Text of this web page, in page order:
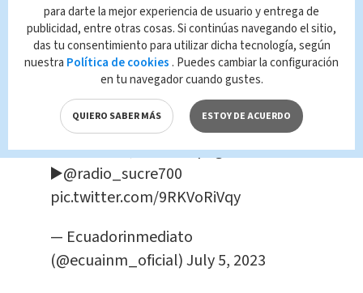
un tiburónmientras hacía esnórquel
en torno al islote Mosquera.
#URGENTE
Turista fue mordida por un tiburón,
mientras hacía snorkelling cerca de la
Isla#Baltra, en#Galápagos.
▶️@radio_sucre700
pic.twitter.com/9RKVoRiVqy
— Ecuadorinmediato
(@ecuainm_oficial)July 5, 2023
para darte la mejor experiencia de usuario y entrega de
publicidad, entre otras cosas. Si continúas navegando el sitio,
das tu consentimiento para utilizar dicha tecnología, según
nuestra Política de cookies . Puedes cambiar la configuración
en tu navegador cuando gustes.
QUIERO SABER MÁS ESTOY DE ACUERDO